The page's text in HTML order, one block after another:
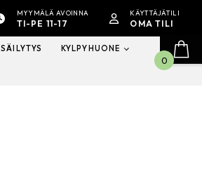
MYYMÄLÄ AVOINNA
TI-PE 11-17
KÄYTTÄJÄTILI
OMA TILI
SÄILYTYS KYLPYHUONE
0